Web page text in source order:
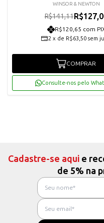
WINSOR & NEWTON
R$141,11
R$120,65 com
2 x de R$63,50 sem
COMPRAR
Consulte-nos pelo
Cadastre-se aqui e
de 5% na